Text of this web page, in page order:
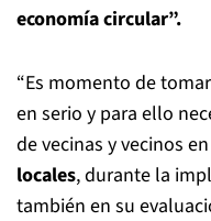
economía circular”.
“Es momento de
en serio y para ello
de vecinas y vecinos
locales, durante la
también en su